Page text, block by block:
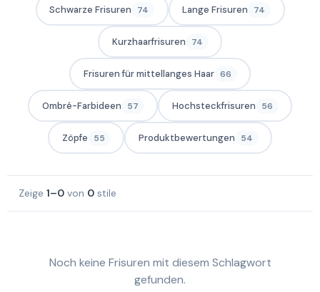
Schwarze Frisuren 74 Lange Frisuren 74
Kurzhaarfrisuren 74
Frisuren für mittellanges Haar 66
Ombré-Farbideen 57 Hochsteckfrisuren 56
Zöpfe 55 Produktbewertungen 54
Zeige 1–0 von 0 stile
Noch keine Frisuren mit diesem Schlagwort
gefunden.